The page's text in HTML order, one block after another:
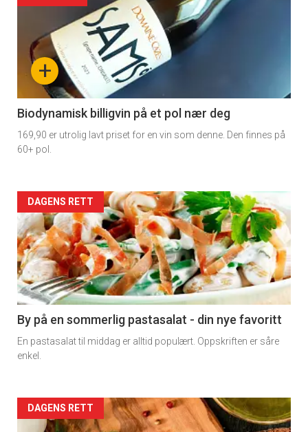
akkurat
nå
4
+
Biodynamisk billigvin på et pol nær deg
169,90 er utrolig lavt priset for en vin som denne. Den finnes på
60+ pol.
Forsiden
akkurat
nå
-
5
DAGENS RETT
By på en sommerlig pastasalat - din nye favoritt
En pastasalat til middag er alltid populært. Oppskriften er såre
enkel.
Forsiden
DAGENS RETT